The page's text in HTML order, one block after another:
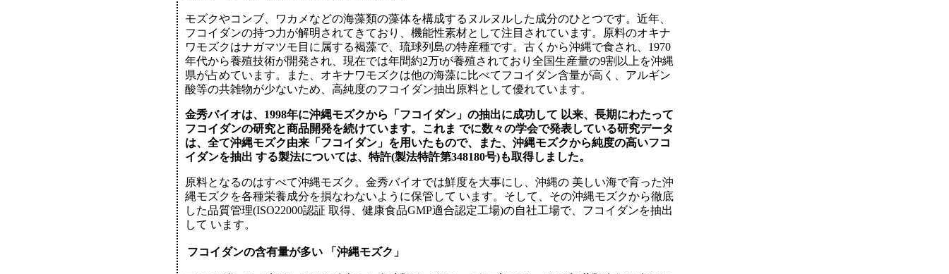
モズクやコンブ、ワカメなどの海藻類の藻体を構成するヌルヌルした成分のひとつです。近年、
フコイダンの持つ力が解明されてきており、機能性素材として注目されています。原料のオキナ
ワモズクはナガマツモ目に属する褐藻で、琉球列島の特産種です。古くから沖縄で食され、1970
年代から養殖技術が開発され、現在では年間約2万tが養殖されており全国生産量の9割以上を沖縄
県が占めています。また、オキナワモズクは他の海藻に比べてフコイダン含量が高く、アルギン
酸等の共雑物が少ないため、高純度のフコイダン抽出原料として優れています。
金秀バイオは、1998年に沖縄モズクから「フコイダン」の抽出に成功して 以来、長期にわたって
フコイダンの研究と商品開発を続けています。これま でに数々の学会で発表している研究データ
は、全て沖縄モズク由来「フコイダン」を用いたもので、また、沖縄モズクから純度の高いフコ
イダンを抽出 する製法については、特許(製法特許第348180号)も取得しました。
原料となるのはすべて沖縄モズク。金秀バイオでは鮮度を大事にし、沖縄の 美しい海で育った沖
縄モズクを各種栄養成分を損なわないように保管して います。そして、その沖縄モズクから徹底
した品質管理(ISO22000認証 取得、健康食品GMP適合認定工場)の自社工場で、フコイダンを抽出
して います。
フコイダンの含有量が多い 「沖縄モズク」